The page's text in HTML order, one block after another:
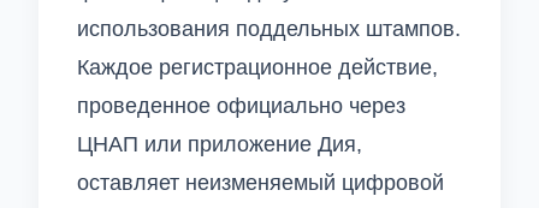
использования поддельных штампов.
Каждое регистрационное действие,
проведенное официально через
ЦНАП или приложение Дия,
оставляет неизменяемый цифровой